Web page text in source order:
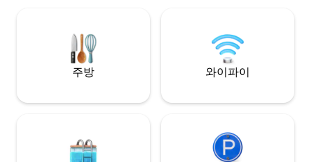
morning coffee on the ground-floor
terrace, listen to the gentle waves, and
plan your next adventure.
편의시설을 이용
주방 와이파이